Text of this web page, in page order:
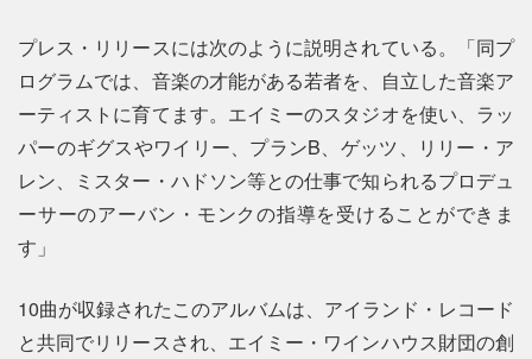
プレス・リリースには次のように説明されている。「同プ
ログラムでは、音楽の才能がある若者を、自立した音楽ア
ーティストに育てます。エイミーのスタジオを使い、ラッ
パーのギグスやワイリー、プランB、ゲッツ、リリー・ア
レン、ミスター・ハドソン等との仕事で知られるプロデュ
ーサーのアーバン・モンクの指導を受けることができま
す」
10曲が収録されたこのアルバムは、アイランド・レコード
と共同でリリースされ、エイミー・ワインハウス財団の創